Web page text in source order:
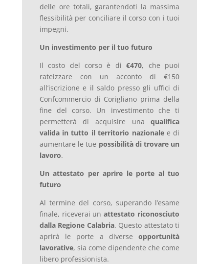
delle ore totali, garantendoti la massima
flessibilità per conciliare il corso con i tuoi
impegni.
Un investimento per il tuo futuro
Il costo del corso è di€470, che puoi
rateizzare con un acconto di €150
all’iscrizione e il saldo presso gli uffici di
Confcommercio di Corigliano prima della
fine del corso. Un investimento che ti
permetterà di acquisire unaqualifica
valida in tutto il territorio nazionalee di
aumentare le tue possibilità di trovare un
lavoro.
Un attestato per aprire le porte al tuo
futuro
Al termine del corso, superando l’esame
finale, riceverai unattestato riconosciuto
dalla Regione Calabria. Questo attestato ti
aprirà le porte a diverseopportunità
lavorative, sia come dipendente che come
libero professionista.